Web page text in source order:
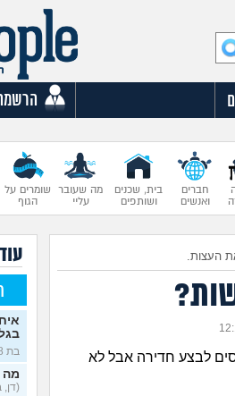
חברים
ואנשים
בית, שכנים
ושותפים
מה שעובר
עליי
שומרים על
הגוף
העצות.
לבצע חדירה אבל לא
בת 18)
מה
(דן, בן